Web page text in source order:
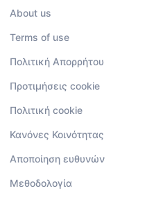
About us
Terms of use
Πολιτική Απορρήτου
Προτιμήσεις cookie
Πολιτική cookie
Κανόνες Κοινότητας
Αποποίηση ευθυνών
Μεθοδολογία